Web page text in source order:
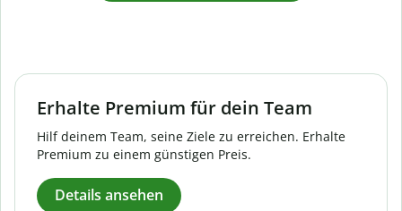
Erhalte Premium für dein Team
Hilf deinem Team, seine Ziele zu erreichen. Erhalte
Premium zu einem günstigen Preis.
Details ansehen